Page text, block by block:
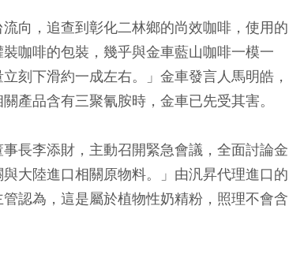
向，追查到彰化二林鄉的尚效咖啡，使用的
咖啡的包裝，幾乎與金車藍山咖啡一模一
刻下滑約一成左右。」金車發言人馬明皓，
產品含有三聚氰胺時，金車已先受其害。
長李添財，主動召開緊急會議，全面討論金
大陸進口相關原物料。」由汎昇代理進口的
認為，這是屬於植物性奶精粉，照理不會含